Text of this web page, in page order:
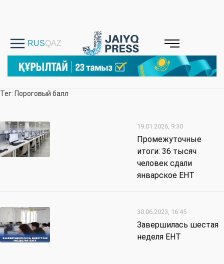
Тег: Пороговый балл
19.01.2026, 9:30
Промежуточные
итоги: 36 тысяч
человек сдали
январское ЕНТ
30.06.2023, 16:45
Завершилась шестая
неделя ЕНТ